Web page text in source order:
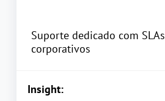
Suporte dedicado com SLAs
corporativos
Insight: